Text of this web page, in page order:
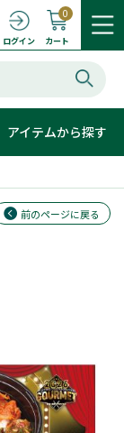
ログイン カート
0
アイテムから探す
前のページに戻る